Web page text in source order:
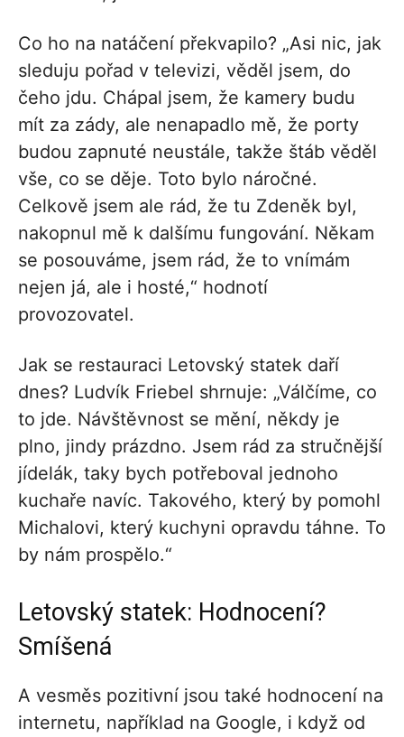
Co ho na natáčení překvapilo? „Asi nic, jak
sleduju pořad v televizi, věděl jsem, do
čeho jdu. Chápal jsem, že kamery budu
mít za zády, ale nenapadlo mě, že porty
budou zapnuté neustále, takže štáb věděl
vše, co se děje. Toto bylo náročné.
Celkově jsem ale rád, že tu Zdeněk byl,
nakopnul mě k dalšímu fungování. Někam
se posouváme, jsem rád, že to vnímám
nejen já, ale i hosté,“ hodnotí
provozovatel.
Jak se restauraci Letovský statek daří
dnes? Ludvík Friebel shrnuje: „Válčíme, co
to jde. Návštěvnost se mění, někdy je
plno, jindy prázdno. Jsem rád za stručnější
jídelák, taky bych potřeboval jednoho
kuchaře navíc. Takového, který by pomohl
Michalovi, který kuchyni opravdu táhne. To
by nám prospělo.“
Letovský statek: Hodnocení?
Smíšená
A vesměs pozitivní jsou také hodnocení na
internetu, například na Google, i když od